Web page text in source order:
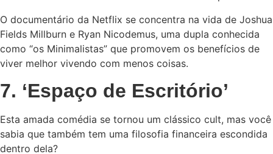
O documentário da Netflix se concentra na vida de Joshua
Fields Millburn e Ryan Nicodemus, uma dupla conhecida
como “os Minimalistas” que promovem os benefícios de
viver melhor vivendo com menos coisas.
7. ‘Espaço de Escritório’
Esta amada comédia se tornou um clássico cult, mas você
sabia que também tem uma filosofia financeira escondida
dentro dela?